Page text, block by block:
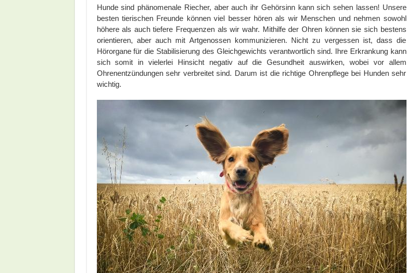
Hunde sind phänomenale Riecher, aber auch ihr Gehörsinn kann sich sehen lassen! Unsere
besten tierischen Freunde können viel besser hören als wir Menschen und nehmen sowohl
höhere als auch tiefere Frequenzen als wir wahr. Mithilfe der Ohren können sie sich bestens
orientieren, aber auch mit Artgenossen kommunizieren. Nicht zu vergessen ist, dass die
Hörorgane für die Stabilisierung des Gleichgewichts verantwortlich sind. Ihre Erkrankung kann
sich somit in vielerlei Hinsicht negativ auf die Gesundheit auswirken, wobei vor allem
Ohrenentzündungen sehr verbreitet sind. Darum ist die richtige Ohrenpflege bei Hunden sehr
wichtig.